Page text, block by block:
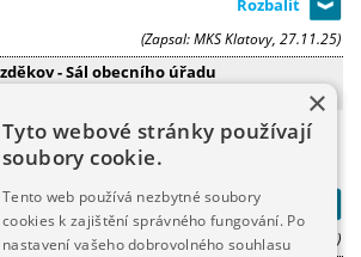
(Zapsal: MKS Klatovy, 27.11.25)
- Sál obecního úřadu
Janou Dvorskou
duchovna a úsměvů. Autentické příběhy,
život, jak ho neuvidíte v turistických
(Zapsal: Obec Bezděkov, 22.07.26)
×
Tyto webové stránky používají
soubory cookie.
Tento web používá nezbytné soubory
cookies k zajištění správného fungování. Po
nastavení vašeho dobrovolného souhlasu